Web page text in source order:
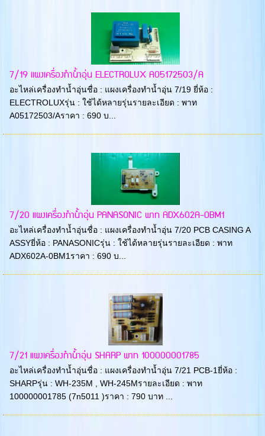
7/19 แผงเครื่องทำน้ำอุ่น ELECTROLUX A05172503/A
อะไหล่เครื่องทำน้ำอุ่นชื่อ : แผงเครื่องทำน้ำอุ่น 7/19 ยี่ห้อ :
ELECTROLUXรุ่น : ใช้ได้หลายรุ่นรายละเอียด : พาท
A05172503/Aราคา : 690 บ...
7/20 แผงเครื่องทำน้ำอุ่น PANASONIC พาท ADX602A-0BM1
อะไหล่เครื่องทำน้ำอุ่นชื่อ : แผงเครื่องทำน้ำอุ่น 7/20 PCB CASING A
ASSYยี่ห้อ : PANASONICรุ่น : ใช้ได้หลายรุ่นรายละเอียด : พาท
ADX602A-0BM1ราคา : 690 บ...
7/21 แผงเครื่องทำน้ำอุ่น SHARP พาท 100000001785
อะไหล่เครื่องทำน้ำอุ่นชื่อ : แผงเครื่องทำน้ำอุ่น 7/21 PCB-1ยี่ห้อ :
SHARPรุ่น : WH-235M , WH-245Mรายละเอียด : พาท
100000001785 (7n5011 )ราคา : 790 บาท ...